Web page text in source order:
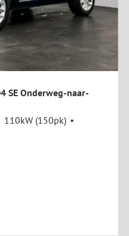
SE Onderweg-naar-
110kW (150pk)